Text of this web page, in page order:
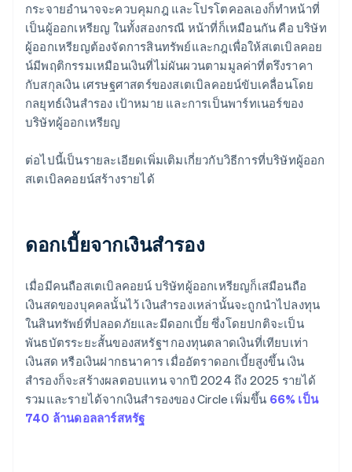
กระจายอำนาจจะควบคุมกฎ และโปรโตคอลเองก็ทำหน้าที่
เป็นผู้ออกเหรียญ ในทั้งสองกรณี หน้าที่ก็เหมือนกัน คือ บริษัท
ผู้ออกเหรียญต้องจัดการสินทรัพย์และกฎเพื่อให้สเตเบิลคอย
น์มีพฤติกรรมเหมือนเงินที่ไม่ผันผวนตามมูลค่าที่ตรึงราคา
กับสกุลเงิน เศรษฐศาสตร์ของสเตเบิลคอยน์ขับเคลื่อนโดย
กลยุทธ์เงินสำรอง เป้าหมาย และการเป็นพาร์ทเนอร์ของ
บริษัทผู้ออกเหรียญ
ต่อไปนี้เป็นรายละเอียดเพิ่มเติมเกี่ยวกับวิธีการที่บริษัทผู้ออก
สเตเบิลคอยน์สร้างรายได้
ดอกเบี้ยจากเงินสำรอง
เมื่อมีคนถือสเตเบิลคอยน์ บริษัทผู้ออกเหรียญก็เสมือนถือ
เงินสดของบุคคลนั้นไว้ เงินสำรองเหล่านั้นจะถูกนำไปลงทุน
ในสินทรัพย์ที่ปลอดภัยและมีดอกเบี้ย ซึ่งโดยปกติจะเป็น
พันธบัตรระยะสั้นของสหรัฐฯ กองทุนตลาดเงินที่เทียบเท่า
เงินสด หรือเงินฝากธนาคาร เมื่ออัตราดอกเบี้ยสูงขึ้น เงิน
สำรองก็จะสร้างผลตอบแทน จากปี 2024 ถึง 2025 รายได้
รวมและรายได้จากเงินสำรองของ Circle เพิ่มขึ้น 66% เป็น
740 ล้านดอลลาร์สหรัฐ